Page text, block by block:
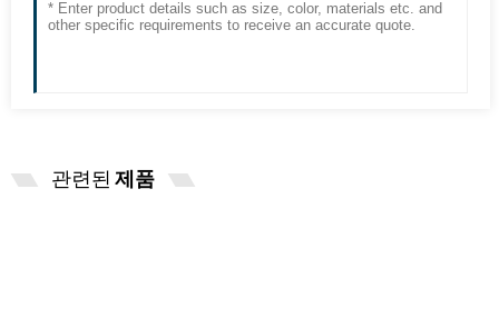
관련된 제품